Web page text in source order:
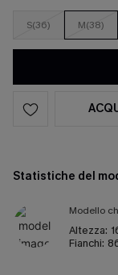
S(36) M(38)
Statistiche del
Modello
Altezza:
Fianchi: